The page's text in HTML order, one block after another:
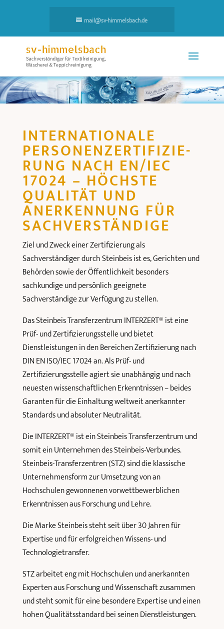
mail@sv-himmelsbach.de
INTERNATIONALE
PERSONENZERTI­FIZIE­
RUNG NACH EN/IEC
17024 – HÖCHSTE
QUALITÄT UND
ANERKENNUNG FÜR
SACHVERSTÄNDIGE
Ziel und Zweck einer Zertifizierung als
Sachverständiger durch Steinbeis ist es, Gerichten und
Behörden sowie der Öffentlichkeit besonders
sachkundige und persönlich geeignete
Sachverständige zur Verfügung zu stellen.
Das Steinbeis Transferzentrum INTERZERT® ist eine
Prüf- und Zertifizierungsstelle und bietet
Dienstleistungen in den Bereichen Zertifizierung nach
DIN EN ISO/IEC 17024 an. Als Prüf- und
Zertifizierungsstelle agiert sie unabhängig und nach
neuesten wissenschaftlichen Erkenntnissen – beides
Garanten für die Einhaltung weltweit anerkannter
Standards und absoluter Neutralität.
Die INTERZERT® ist ein Steinbeis Transferzentrum und
somit ein Unternehmen des Steinbeis-Verbundes.
Steinbeis-Transferzentren (STZ) sind die klassische
Unternehmensform zur Umsetzung von an
Hochschulen gewonnenen vorwettbewerblichen
Erkenntnissen aus Forschung und Lehre.
Die Marke Steinbeis steht seit über 30 Jahren für
Expertise und für erfolgreichen Wissens- und
Technologietransfer.
STZ arbeitet eng mit Hochschulen und anerkannten
Experten aus Forschung und Wissenschaft zusammen
und steht somit für eine besondere Expertise und einen
hohen Qualitätsstandard bei seinen Dienstleistungen.